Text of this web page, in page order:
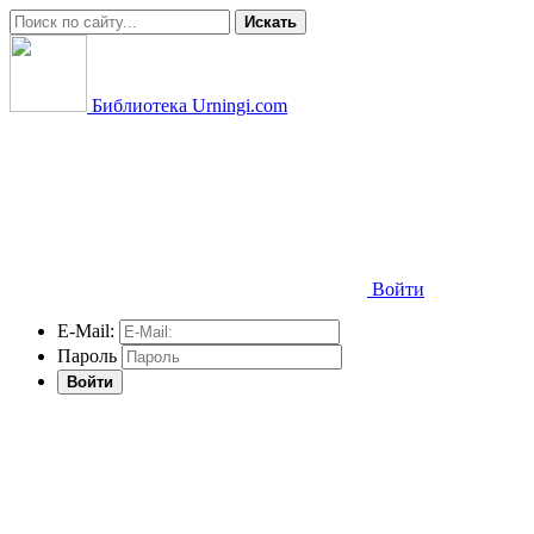
Искать
Библиотека Urningi.com
Войти
E-Mail:
Пароль
Войти